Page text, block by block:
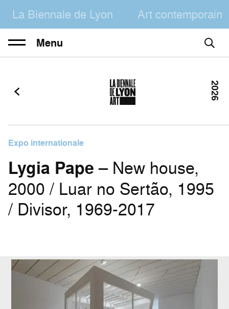
La Biennale de Lyon Art contemporain
Menu
Expo internationale
Lygia Pape – New house,
2000 / Luar no Sertão, 1995
/ Divisor, 1969-2017
2026